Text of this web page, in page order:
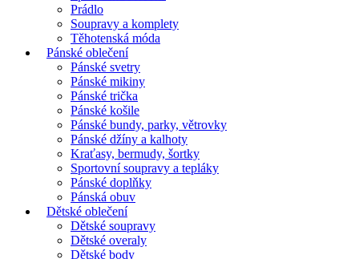
Prádlo
Soupravy a komplety
Těhotenská móda
Pánské oblečení
Pánské svetry
Pánské mikiny
Pánské trička
Pánské košile
Pánské bundy, parky, větrovky
Pánské džíny a kalhoty
Kraťasy, bermudy, šortky
Sportovní soupravy a tepláky
Pánské doplňky
Pánská obuv
Dětské oblečení
Dětské soupravy
Dětské overaly
Dětské body